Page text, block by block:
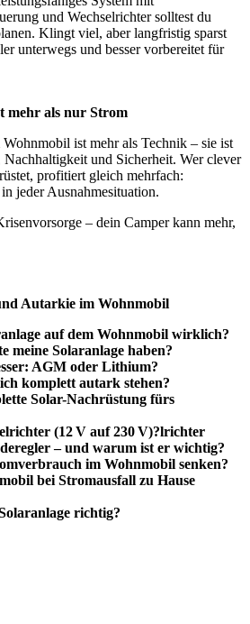
und Wechselrichter solltest du
Klingt viel, aber langfristig sparst
unterwegs und besser vorbereitet für
mehr als nur Strom
ist mehr als Technik – sie ist
und Sicherheit. Wer clever
profitiert gleich mehrfach:
jeder Ausnahmesituation.
– dein Camper kann mehr,
Autarkie im Wohnmobil
auf dem Wohnmobil wirklich?
meine Solaranlage haben?
AGM oder Lithium?
komplett autark stehen?
Solar-Nachrüstung fürs
(12 V auf 230 V)?lrichter
– und warum ist er wichtig?
im Wohnmobil senken?
bei Stromausfall zu Hause
richtig?